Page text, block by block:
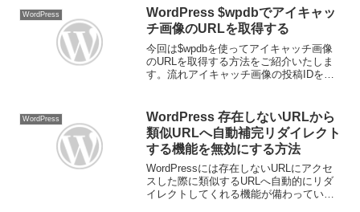
WordPress
WordPress $wpdbでアイキャッ
チ画像のURLを取得する
今回は$wpdbを使ってアイキャッチ画像
のURLを取得する方法をご紹介いたしま
す。流れアイキャッチ画像の投稿IDを取
というキーで保存され...
WordPress
WordPress 存在しないURLから
類似URLへ自動補完リダイレクト
する機能を無効にする方法
WordPressには存在しないURLにアクセ
スした際に類似するURLへ自動的にリダ
イレクトしてくれる機能が備わっていま